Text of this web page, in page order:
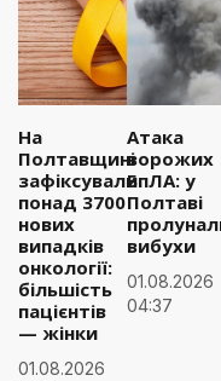
На
Полтавщині
зафіксували
понад 3700
нових
випадків
онкології:
більшість
пацієнтів
— жінки
01.08.2026
Атака
ворожих
БпЛА: у
Полтаві
вибухи
01.08.2026
04:37